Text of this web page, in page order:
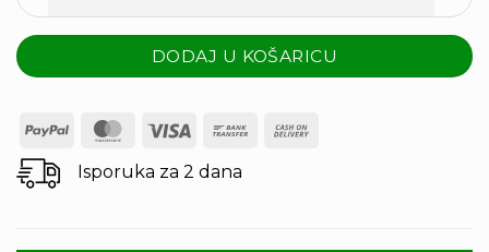
DODAJ U KOŠARICU
PayPal MasterCard
Visa
Bank
Isporuka za 2 dana